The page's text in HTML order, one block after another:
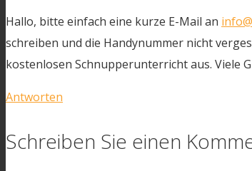
Hallo, bitte einfach eine kurze E-Mail an
schreiben und die Handynummer nicht
kostenlosen Schnupperunterricht aus. Viele
Antworten
Schreiben Sie einen